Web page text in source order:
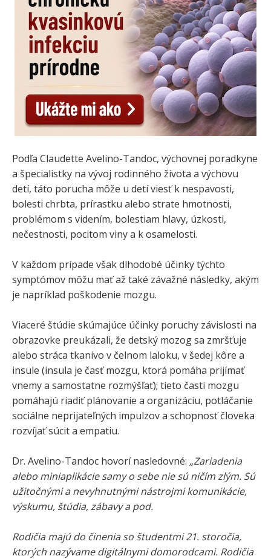
Podľa Claudette Avelino-Tandoc, výchovnej poradkyne
a špecialistky na vývoj rodinného života a výchovu
detí, táto porucha môže u detí viesť k nespavosti,
bolesti chrbta, prírastku alebo strate hmotnosti,
problémom s videním, bolestiam hlavy, úzkosti,
nečestnosti, pocitom viny a k osamelosti.
V každom prípade však dlhodobé účinky týchto
symptómov môžu mať až také závažné následky, akým
je napríklad poškodenie mozgu.
Viaceré štúdie skúmajúce účinky poruchy závislosti na
obrazovke preukázali, že detský mozog sa zmršťuje
alebo stráca tkanivo v čelnom laloku, v šedej kôre a
insule (insula je časť mozgu, ktorá pomáha prijímať
vnemy a samostatne rozmýšľať); tieto časti mozgu
pomáhajú riadiť plánovanie a organizáciu, potláčanie
sociálne neprijateľných impulzov a schopnosť človeka
rozvíjať súcit a empatiu.
Dr. Avelino-Tandoc hovorí nasledovné: „Zariadenia
alebo miniaplikácie samy o sebe nie sú ničím zlým. Sú
užitočnými a nevyhnutnými nástrojmi komunikácie,
výskumu, štúdia, zábavy a pod.
Rodičia majú do činenia so študentmi 21. storočia,
ktorých nazývame digitálnymi domorodcami. Rodičia